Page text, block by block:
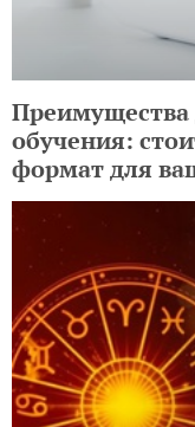
Преимущества
обучения:
формат для